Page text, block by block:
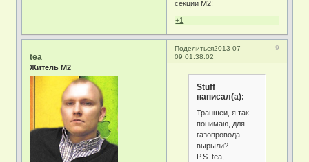
секции М2!
+1
Поделиться 9
2013-07-
09 01:38:02
tea
Житель М2
Stuff
написал(а):
Траншеи, я так
понимаю, для
газопровода
вырыли?
P.S. tea,